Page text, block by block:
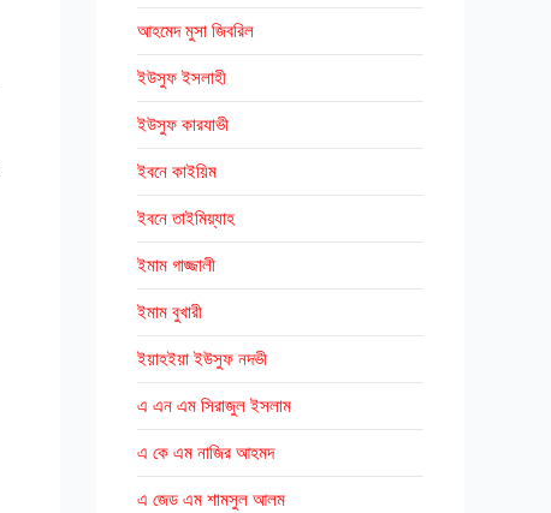
আহমেদ মুসা জিবরিল
ইউসুফ ইসলাহী
ইউসুফ কারযাভী
ইবনে কাইয়িম
ইবনে তাইমিয়্যাহ
ইমাম গাজ্জালী
ইমাম বুখারী
ইয়াহইয়া ইউসুফ নদভী
এ এন এম সিরাজুল ইসলাম
এ কে এম নাজির আহমদ
এ জেড এম শামসুল আলম